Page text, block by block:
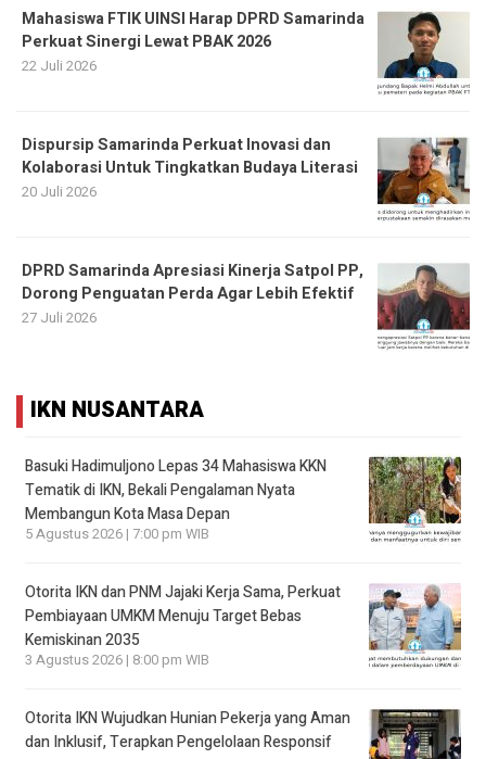
Mahasiswa FTIK UINSI Harap DPRD Samarinda
Perkuat Sinergi Lewat PBAK 2026
22 Juli 2026
Dispursip Samarinda Perkuat Inovasi dan
Kolaborasi Untuk Tingkatkan Budaya Literasi
20 Juli 2026
DPRD Samarinda Apresiasi Kinerja Satpol PP,
Dorong Penguatan Perda Agar Lebih Efektif
27 Juli 2026
IKN NUSANTARA
Basuki Hadimuljono Lepas 34 Mahasiswa KKN
Tematik di IKN, Bekali Pengalaman Nyata
Membangun Kota Masa Depan
5 Agustus 2026 | 7:00 pm WIB
Otorita IKN dan PNM Jajaki Kerja Sama, Perkuat
Pembiayaan UMKM Menuju Target Bebas
Kemiskinan 2035
3 Agustus 2026 | 8:00 pm WIB
Otorita IKN Wujudkan Hunian Pekerja yang Aman
dan Inklusif, Terapkan Pengelolaan Responsif